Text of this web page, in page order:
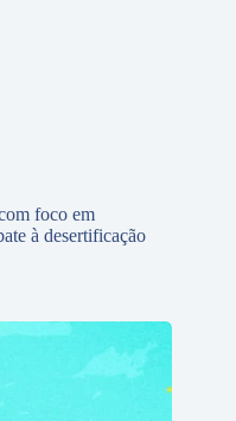
foco em
à desertificação